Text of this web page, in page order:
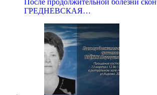
После продолжительной болезни
ГРЕДНЕВСКАЯ…